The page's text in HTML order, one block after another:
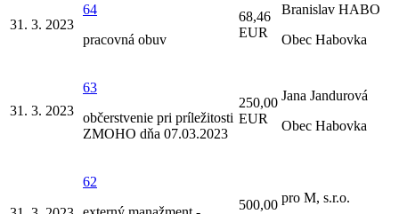
31. 3. 2023
64
pracovná obuv
68,46
EUR
Branislav HABO
Obec Habovka
31. 3. 2023
63
občerstvenie pri príležitosti
ZMOHO dňa 07.03.2023
250,00
EUR
Jana Jandurová
Obec Habovka
62
500,00 pro M, s.r.o.